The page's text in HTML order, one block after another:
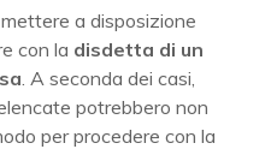
a disposizione
con la disdetta di un
. A seconda dei casi,
potrebbero non
per procedere con la